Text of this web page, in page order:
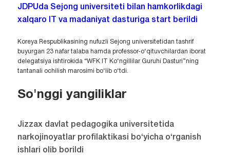
JDPUda Sejong universiteti bilan hamkorlikdagi
xalqaro IT va madaniyat dasturiga start berildi
Koreya Respublikasining nufuzli Sejong universitetidan tashrif
buyurgan 23 nafar talaba hamda professor-o‘qituvchilardan iborat
delegatsiya ishtirokida “WFK IT Ko‘ngillilar Guruhi Dasturi”ning
tantanali ochilish marosimi bo‘lib o‘tdi.
So'nggi yangiliklar
Jizzax davlat pedagogika universitetida
narkojinoyatlar profilaktikasi bo‘yicha o‘rganish
ishlari olib borildi